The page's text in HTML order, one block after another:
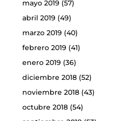
mayo 2019 (57)
abril 2019 (49)
marzo 2019 (40)
febrero 2019 (41)
enero 2019 (36)
diciembre 2018(52)
noviembre 2018(43)
octubre 2018(54)